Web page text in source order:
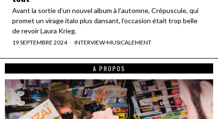
Avant la sortie d’un nouvel album à l’automne, Crépuscule, qui
promet un virage italo plus dansant, l’occasion était trop belle
de revoir Laura Krieg.
19 SEPTEMBRE 2024 INTERVIEW·MUSICALEMENT
A PROPOS